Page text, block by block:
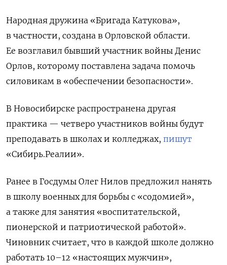
Народная дружина «Бригада Катукова»,
в частности, создана в Орловской области.
Ее возглавил бывший участник войны Денис
Орлов, которому поставлена задача помочь
силовикам в «обеспечении безопасности».
В Новосибирске распространена другая
практика — четверо участников войны будут
преподавать в школах и колледжах, пишут
«Сибирь.Реалии».
Ранее в Госдумы Олег Нилов предложил нанять
в школу военных для борьбы с «содомией»,
а также для занятия «воспитательской,
пионерской и патриотической работой».
Чиновник считает, что в каждой школе должно
работать 10–12 «настоящих мужчин»,